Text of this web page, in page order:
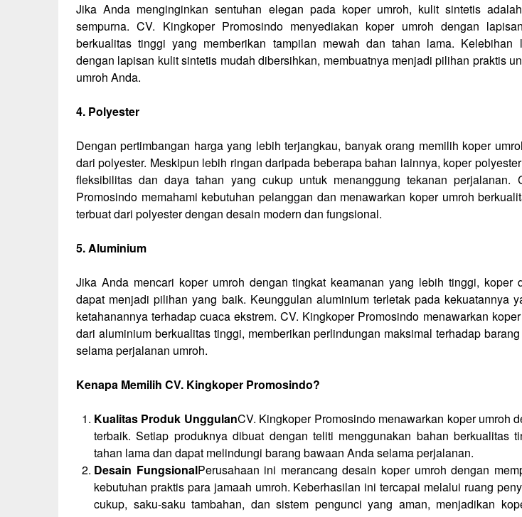
Jika Anda menginginkan sentuhan elegan pada koper umroh, kulit sintetis
sempurna. CV. Kingkoper Promosindo menyediakan koper umroh dengan
berkualitas tinggi yang memberikan tampilan mewah dan tahan lama. Kelebihan
dengan lapisan kulit sintetis mudah dibersihkan, membuatnya menjadi pilihan praktis
umroh Anda.
4. Polyester
Dengan pertimbangan harga yang lebih terjangkau, banyak orang memilih koper
dari polyester. Meskipun lebih ringan daripada beberapa bahan lainnya, koper
fleksibilitas dan daya tahan yang cukup untuk menanggung tekanan perjalanan.
Promosindo memahami kebutuhan pelanggan dan menawarkan koper umroh
terbuat dari polyester dengan desain modern dan fungsional.
5. Aluminium
Jika Anda mencari koper umroh dengan tingkat keamanan yang lebih tinggi, koper
dapat menjadi pilihan yang baik. Keunggulan aluminium terletak pada kekuatannya
ketahanannya terhadap cuaca ekstrem. CV. Kingkoper Promosindo menawarkan
dari aluminium berkualitas tinggi, memberikan perlindungan maksimal terhadap
selama perjalanan umroh.
Kenapa Memilih CV. Kingkoper Promosindo?
Kualitas Produk UnggulanCV. Kingkoper Promosindo menawarkan koper umroh
terbaik. Setiap produknya dibuat dengan teliti menggunakan bahan berkualitas
tahan lama dan dapat melindungi barang bawaan Anda selama perjalanan.
Desain FungsionalPerusahaan ini merancang desain koper umroh dengan
kebutuhan praktis para jamaah umroh. Keberhasilan ini tercapai melalui ruang
cukup, saku-saku tambahan, dan sistem pengunci yang aman, menjadikan